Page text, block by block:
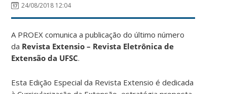
24/08/2018 12:04
A PROEX comunica a publicação do último número
da Revista Extensio – Revista Eletrônica de
Extensão da UFSC.
Esta Edição Especial da Revista Extensio é dedicada